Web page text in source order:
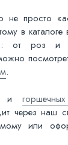
просто
в каталоге
от роз и
.
и
через наш
или